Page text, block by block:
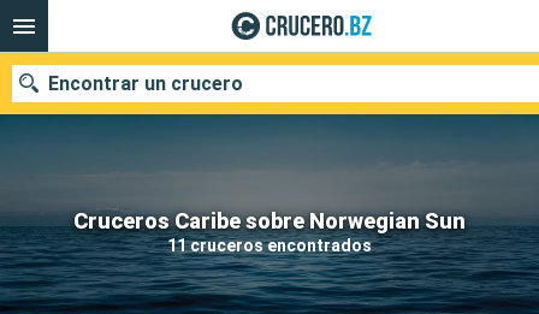
Cruceros Caribe sobre Norwegian Sun
11 cruceros encontrados
Encontrar un crucero
Nuestros destinos
Fecha de salida